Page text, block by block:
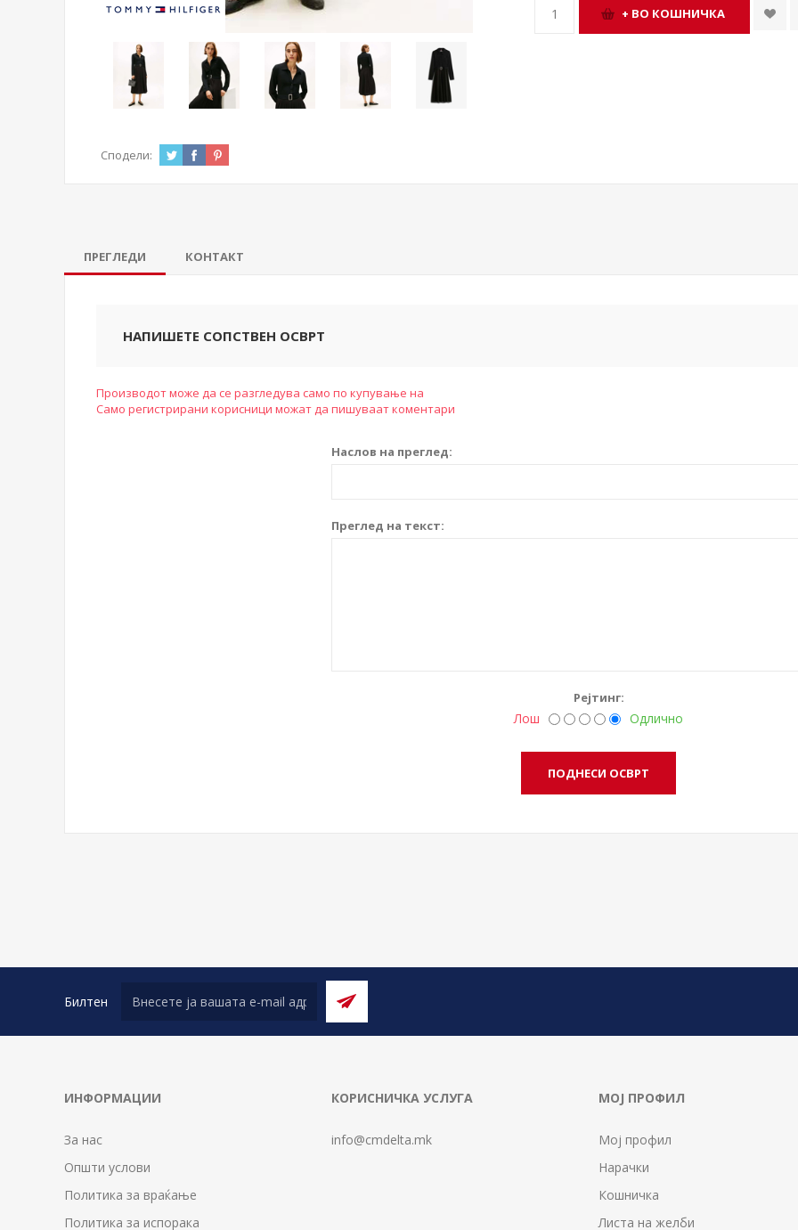
Сподели:
ПРЕГЛЕДИ КОНТАКТ
НАПИШЕТЕ СОПСТВЕН ОСВРТ
Производот може да се разгледува само по купување на
Само регистрирани корисници можат да пишуваат коментари
Наслов на преглед:
Преглед на текст:
Рејтинг:
Лош Одлично
Билтен
ИНФОРМАЦИИ
За нас
Општи услови
Политика за враќање
Политика за испорака
КОРИСНИЧКА УСЛУГА
info@cmdelta.mk
МОЈ ПРОФИЛ
Мој профил
Нарачки
Кошничка
Листа на желби